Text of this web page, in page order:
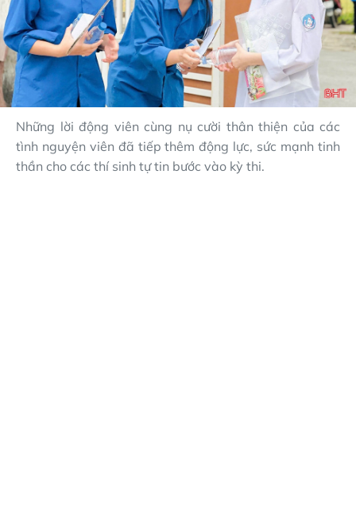
Những lời động viên cùng nụ cười thân thiện của các
tình nguyện viên đã tiếp thêm động lực, sức mạnh tinh
thần cho các thí sinh tự tin bước vào kỳ thi.